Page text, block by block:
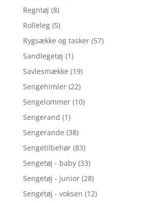
Regntøj (8)
Rolleleg (5)
Rygsække og tasker (57)
Sandlegetøj (1)
Savlesmække (19)
Sengehimler (22)
Sengelommer (10)
Sengerand (1)
Sengerande (38)
Sengetilbehør (83)
Sengetøj - baby (33)
Sengetøj - junior (28)
Sengetøj - voksen (12)